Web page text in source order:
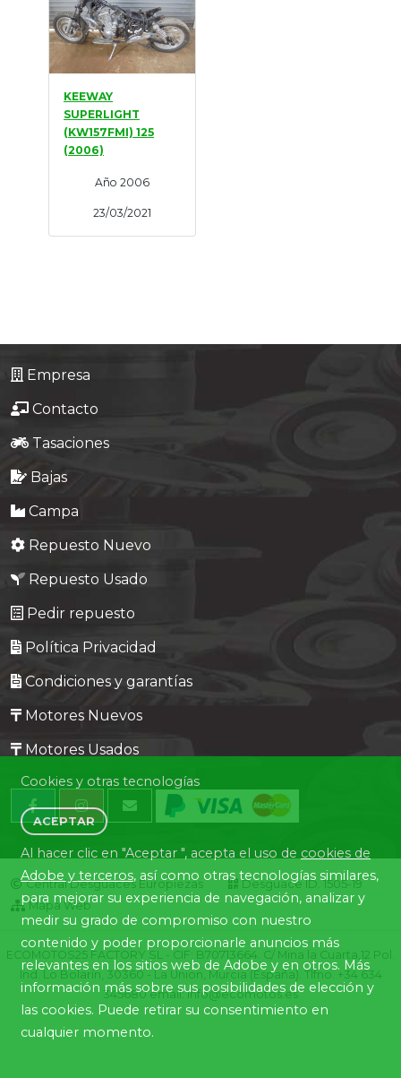
KEEWAY
SUPERLIGHT
(KW157FMI) 125
(2006)
Año 2006
23/03/2021
Empresa
Contacto
Tasaciones
Bajas
Campa
Repuesto Nuevo
Repuesto Usado
Pedir repuesto
Política Privacidad
Condiciones y garantías
Motores Nuevos
Motores Usados
Central Desguaces Europiezas
Desguace ID. 1505-19
Mapa Web
ECOMOTOS25 FACTORY SL - CIF: B70713664. C/ Mina la Cuarta,12 Pol.
Ind. Lo Bolarín, 30360 - La Union, Murcia (España). Tlfno. +34 634
345680 email: info@ecomotos.es
Cookies y otras tecnologías
ACEPTAR
Al hacer clic en "Aceptar ", acepta el uso de cookies de
Adobe y terceros, así como otras tecnologías similares,
para mejorar su experiencia de navegación, analizar y
medir su grado de compromiso con nuestro
contenido y poder proporcionarle anuncios más
relevantes en los sitios web de Adobe y en otros. Más
información más sobre sus posibilidades de elección y
las cookies. Puede retirar su consentimiento en
cualquier momento.